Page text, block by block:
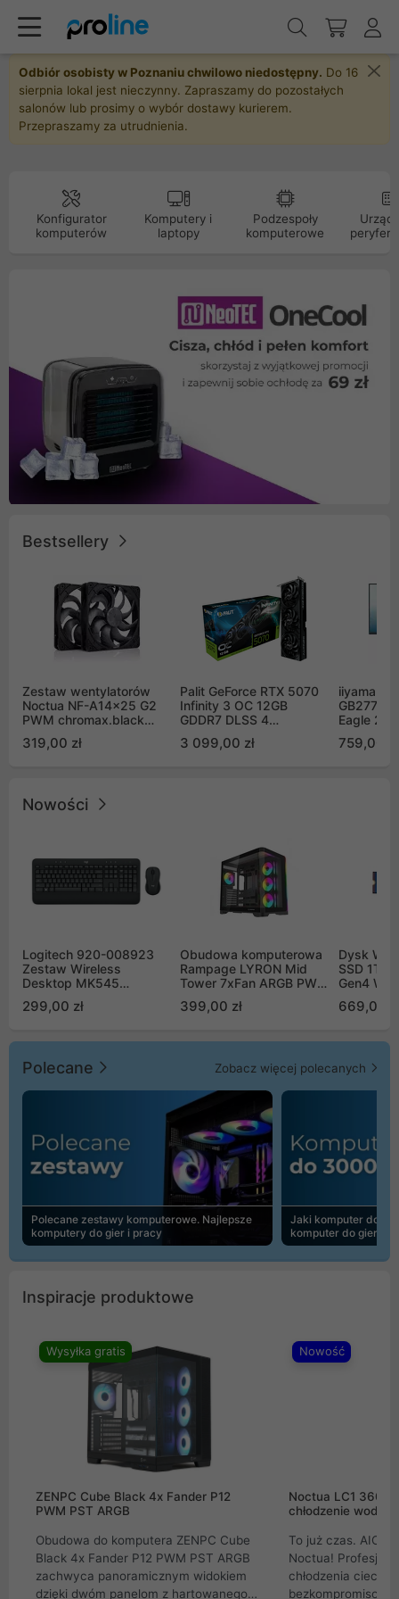
Odbiór osobisty w Poznaniu chwilowo niedostępny. Do 16
sierpnia lokal jest nieczynny. Zapraszamy do pozostałych
salonów lub prosimy o wybór dostawy kurierem.
Przepraszamy za utrudnienia.
Konfigurator
komputerów
Komputery i
laptopy
Podzespoły
komputerowe
Bestsellery
Zestaw wentylatorów
Noctua NF-A14x25 G2
PWM chromax.black
Push Pull (2szt)
319,00 zł
Palit GeForce RTX 5070
Infinity 3 OC 12GB
GDDR7 DLSS 4
GB2050S)
3 099,00 zł
iiyama G-
Eagle 27"
759,00 zł
Nowości
Logitech 920-008923
Zestaw Wireless
Desktop MK545
299,00 zł
Obudowa komputerowa
Rampage LYRON Mid
Tower 7xFan ARGB PWM
399,00 zł
Dysk WD
SSD 1TB
Gen4
669,00
Polecane Zobacz więcej polecanych
Polecane zestawy komputerowe. Najlepsze
komputery do gier i pracy
Jaki komputer do
komputer do gier |
Inspiracje produktowe
Wysyłka gratis
ZENPC Cube Black 4x Fander P12
PWM PST ARGB
Obudowa do komputera ZENPC Cube
Black 4x Fander P12 PWM PST ARGB
zachwyca panoramicznym widokiem
dzięki dwóm panelom z hartowanego
Nowość
Noctua LC1
chłodzenie wodne
To już czas. AIO
Noctua!
chłodzenia cieczą